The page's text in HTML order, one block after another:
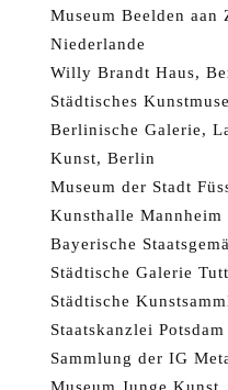
Museum Beelden aan
Niederlande
Willy Brandt Haus,
Städtisches
Berlinische Galerie,
Kunst, Berlin
Museum der Stadt
Kunsthalle Mannheim
Bayerische
Städtische Galerie
Städtische
Staatskanzlei Potsdam
Sammlung der IG